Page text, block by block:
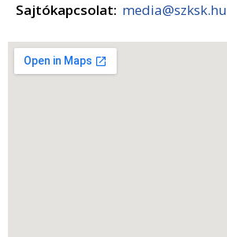
Sajtókapcsolat: media@szksk.hu